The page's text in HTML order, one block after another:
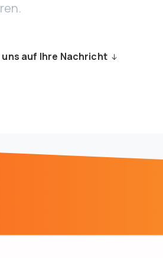
auf Ihre Nachricht